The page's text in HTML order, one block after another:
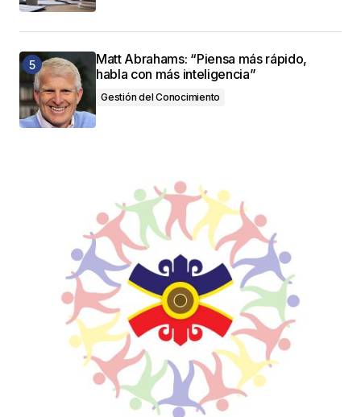
Matt Abrahams: “Piensa más rápido,
habla con más inteligencia”
Gestión del Conocimiento